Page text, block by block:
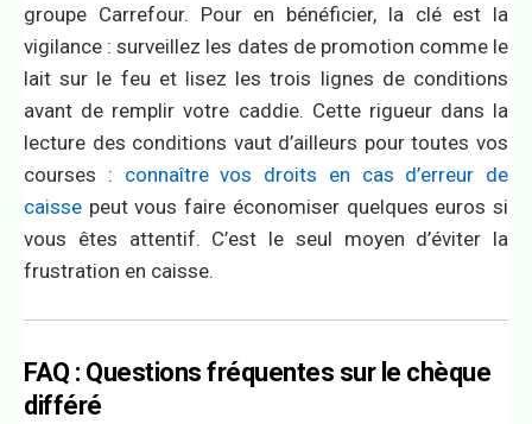
groupe Carrefour. Pour en bénéficier, la clé est la
vigilance : surveillez les dates de promotion comme le
lait sur le feu et lisez les trois lignes de conditions
avant de remplir votre caddie. Cette rigueur dans la
lecture des conditions vaut d’ailleurs pour toutes vos
courses : connaître vos droits en cas d’erreur de
caisse peut vous faire économiser quelques euros si
vous êtes attentif. C’est le seul moyen d’éviter la
frustration en caisse.
FAQ : Questions fréquentes sur le chèque
différé